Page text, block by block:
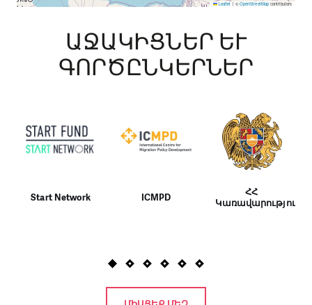
Leaflet | ©OpenStreetMapcontributors
ԱՋԱԿԻՑՆԵՐ ԵՒ Գ
ՈՐԾԸՆԿԵՐՆԵՐ
Start Network ICMPD
ՀՀ
Կառավարություն